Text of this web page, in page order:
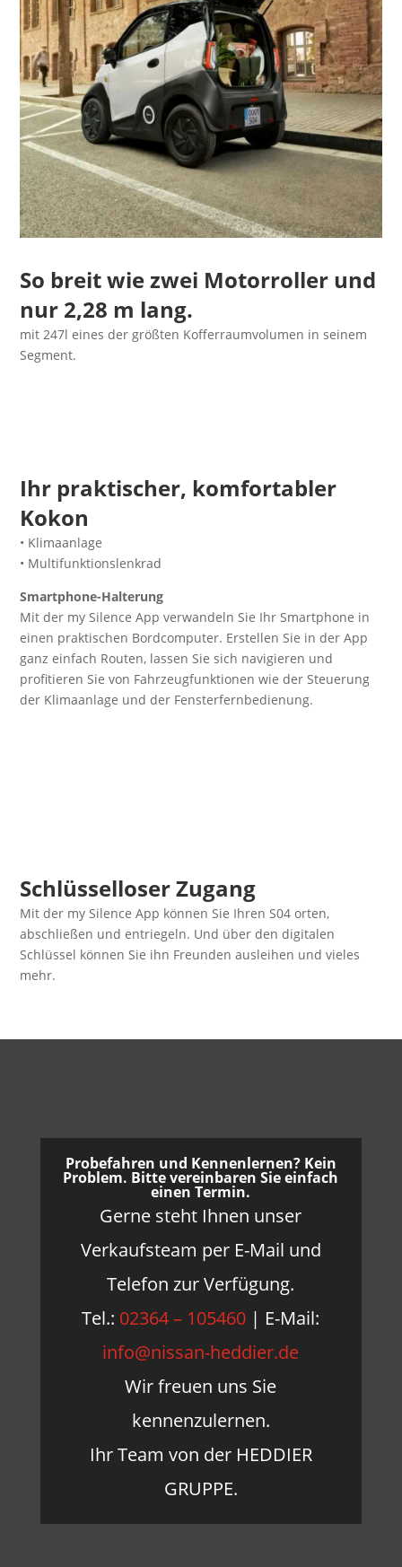
So breit wie zwei Motorroller und
nur 2,28 m lang.
mit 247l eines der größten Kofferraumvolumen in seinem
Segment.
Ihr praktischer, komfortabler
Kokon
• Klimaanlage
• Multifunktionslenkrad
Smartphone-Halterung
Mit der my Silence App verwandeln Sie Ihr Smartphone in
einen praktischen Bordcomputer. Erstellen Sie in der App
ganz einfach Routen, lassen Sie sich navigieren und
profitieren Sie von Fahrzeugfunktionen wie der Steuerung
der Klimaanlage und der Fensterfernbedienung.
Schlüsselloser Zugang
Mit der my Silence App können Sie Ihren S04 orten,
abschließen und entriegeln. Und über den digitalen
Schlüssel können Sie ihn Freunden ausleihen und vieles
mehr.
Probefahren und Kennenlernen? Kein
Problem. Bitte vereinbaren Sie einfach
einen Termin.
Gerne steht Ihnen unser
Verkaufsteam per E-Mail und
Telefon zur Verfügung.
Tel.: 02364 – 105460 | E-Mail:
info@nissan-heddier.de
Wir freuen uns Sie
kennenzulernen.
Ihr Team von der HEDDIER
GRUPPE.